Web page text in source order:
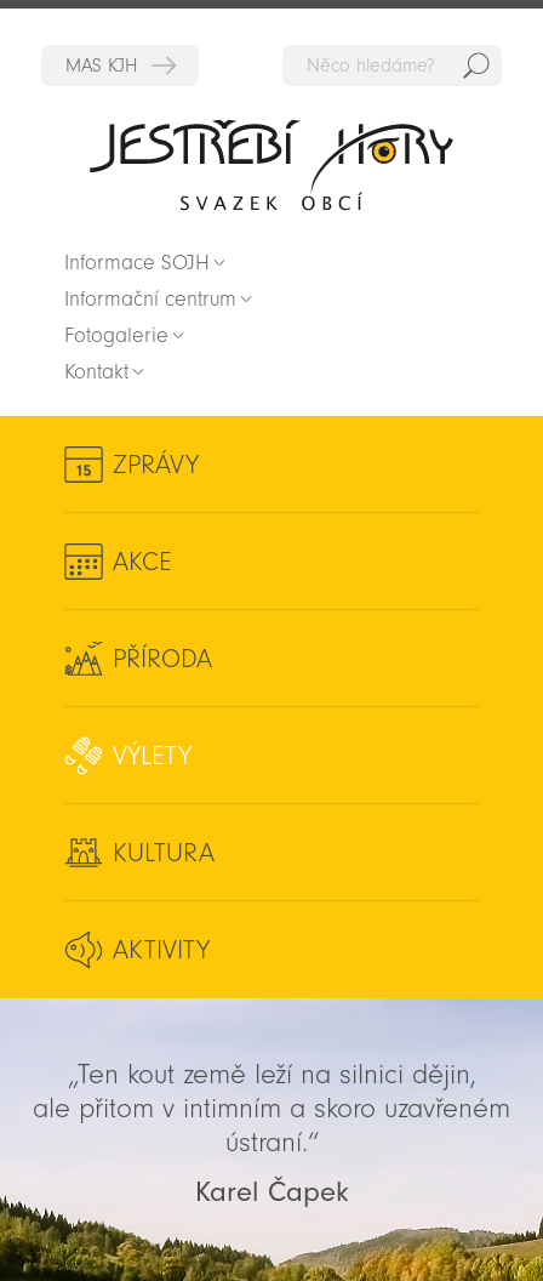
Informace SOJH
Informační centrum
Fotogalerie
Kontakt
ZPRÁVY
AKCE
PŘÍRODA
VÝLETY
KULTURA
AKTIVITY
„Ten kout země leží na silnici dějin,
ale přitom v intimním a skoro uzavřeném
ústraní.“
Karel Čapek